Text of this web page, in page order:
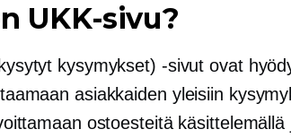
UKK-sivu?
kysymykset) -sivut ovat
asiakkaiden yleisiin
ostoesteitä käsittelemällä